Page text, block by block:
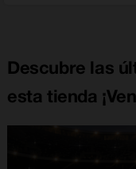
Descubre las
esta tienda